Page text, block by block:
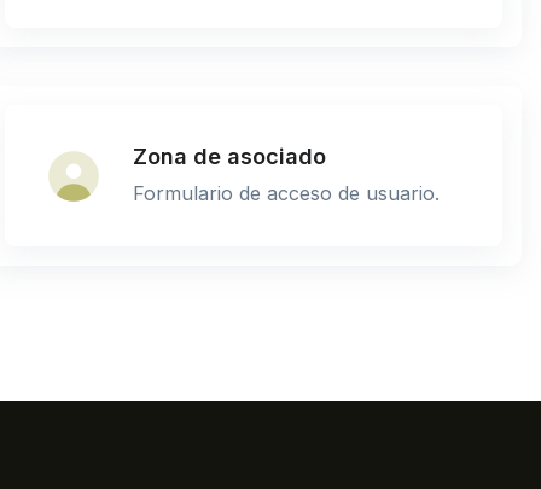
Zona de asociado
Formulario de acceso de usuario.